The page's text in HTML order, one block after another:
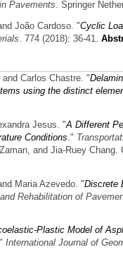
Pavements. Springer
João Cardoso. "Cyclic
. 774 (2018): 36-41.
Carlos Chastre. "
using the distinct
Jesus. "A Different
Conditions ."
and Jia-Ruey
Maria Azevedo. "Discrete
Rehabilitation of
Plastic Model of
International Journal of